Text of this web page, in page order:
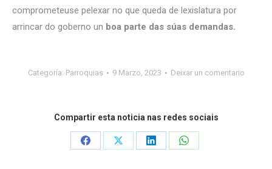
comprometeuse pelexar no que queda de lexislatura por
arrincar do goberno un boa parte das súas demandas.
Categoría: Parroquias 9 Marzo, 2023 Deixar un comentario
Compartir esta noticia nas redes sociais
Share
Share
Share
Share